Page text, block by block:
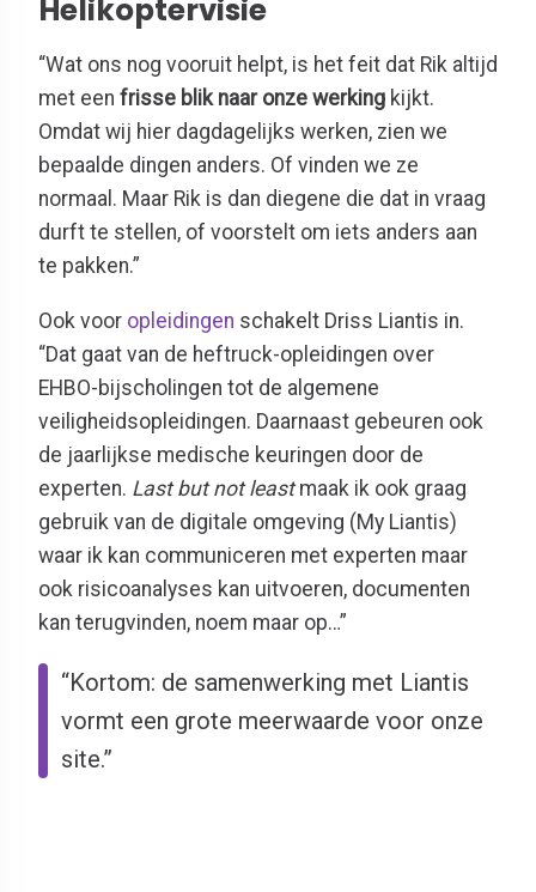
Helikoptervisie
“Wat ons nog vooruit helpt, is het feit dat Rik altijd
met een frisse blik naar onze werking kijkt.
Omdat wij hier dagdagelijks werken, zien we
bepaalde dingen anders. Of vinden we ze
normaal. Maar Rik is dan diegene die dat in vraag
durft te stellen, of voorstelt om iets anders aan
te pakken.”
Ook voor opleidingen schakelt Driss Liantis in.
“Dat gaat van de heftruck-opleidingen over
EHBO-bijscholingen tot de algemene
veiligheidsopleidingen. Daarnaast gebeuren ook
de jaarlijkse medische keuringen door de
experten. Last but not leastmaak ik ook graag
gebruik van de digitale omgeving (My Liantis)
waar ik kan communiceren met experten maar
ook risicoanalyses kan uitvoeren, documenten
kan terugvinden, noem maar op…”
“Kortom: de samenwerking met Liantis
vormt een grote meerwaarde voor onze
site.”